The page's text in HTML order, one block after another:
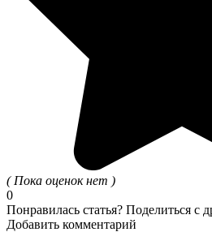
( Пока оценок нет )
0
Понравилась статья? Поделиться с
Добавить комментарий